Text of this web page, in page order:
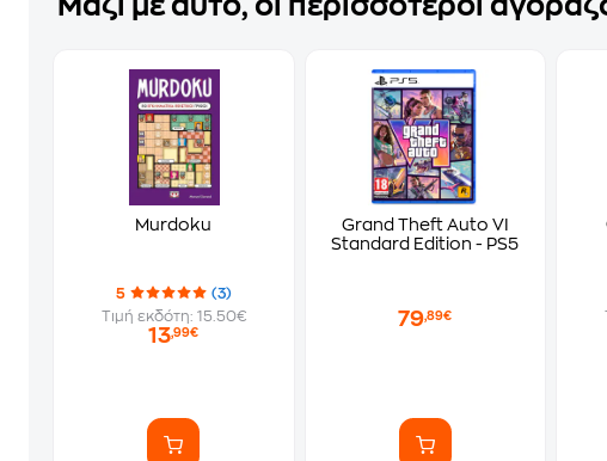
Μαζί με αυτό, οι περισσότεροι
Murdoku
5
(3)
Τιμή εκδότη: 15.50€
13,99€
Grand Theft Auto VI
Standard Edition - PS5
79,89€